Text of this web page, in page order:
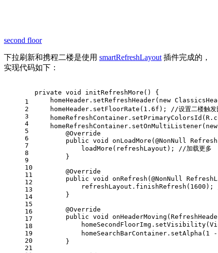
second floor
下拉刷新和携程二楼是使用 smartRefreshLayout插件完成的，
实现代码如下：
1
2
3
4
5
6
7
8
9
10
11
12
13
14
15
16
17
18
19
20
21
private void initRefreshMore ()
{
    homeHeader.setRefreshHeader(
new
    homeHeader.setFloorRate(
1.6f ); //设置二楼触发
    homeRefreshContainer.setOnMultiListener(
new
@Override
public void onLoadMore (@NonNull
            loadMore(refreshLayout);
//加载更多
        }
@Override
public void onRefresh (@NonNull
            refreshLayout.finishRefresh(
1600 );
        }
@Override
public void onHeaderMoving
            homeSearchBarContainer.setAlpha(
1 -
        }